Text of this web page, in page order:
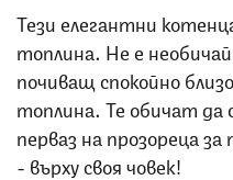
Тези елегантни
топлина. Не е
почиващ спокойно
топлина. Те обичат да
перваз на прозореца
- върху своя човек!